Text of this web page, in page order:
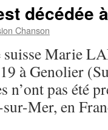
décédée
Chanson
Marie
à Genolier
n’ont pas été
sur-Mer, en